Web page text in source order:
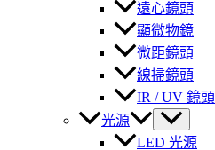
遠心鏡頭
顯微物鏡
微距鏡頭
線掃鏡頭
IR / UV 鏡頭
光源
LED 光源